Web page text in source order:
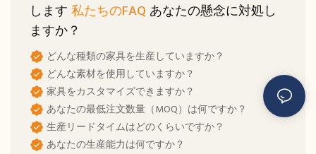
します 私たちのFAQ あなたの懸念に対処し
ますか？
どんな種類の家具を生産していますか？
どんな素材を使用していますか？
家具をカスタマイズできますか？
あなたの最低注文数量（MOQ）は何ですか？
生産リードタイムはどのくらいですか？
あなたの生産能力は何ですか？